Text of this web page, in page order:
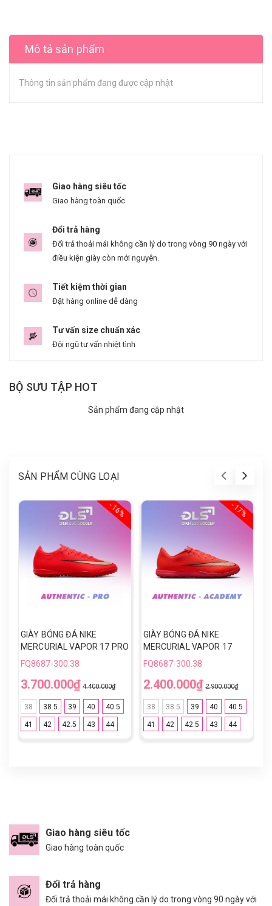
Mô tả sản phẩm
Thông tin sản phẩm đang được cập nhật
Giao hàng siêu tốc
Giao hàng toàn quốc
Đổi trả hàng
Đổi trả thoải mái không cần lý do trong vòng 90 ngày với
điều kiện giày còn mới nguyên.
Tiết kiệm thời gian
Đặt hàng online dễ dàng
Tư vấn size chuẩn xác
Đội ngũ tư vấn nhiệt tình
BỘ SƯU TẬP HOT
Sản phẩm đang cập nhật
SẢN PHẨM CÙNG LOẠI
- 16%
GIÀY BÓNG ĐÁ NIKE
MERCURIAL VAPOR 17 PRO
TF - IM5811-600 - ĐỎ/VÀNG
FQ8687-300.38
3.700.000₫ 4.400.000₫
38 38.5 39 40 40.5
41 42 42.5 43 44
- 17%
GIÀY BÓNG ĐÁ NIKE
MERCURIAL VAPOR 17
ACADEMY TF - IO5002-600
- ĐỎ/VÀNG
FQ8687-300.38
2.400.000₫ 2.900.000₫
38 38.5 39 40 40.5
41 42 42.5 43 44
Giao hàng siêu tốc
Giao hàng toàn quốc
Đổi trả hàng
Đổi trả thoải mái không cần lý do trong vòng 90 ngày với